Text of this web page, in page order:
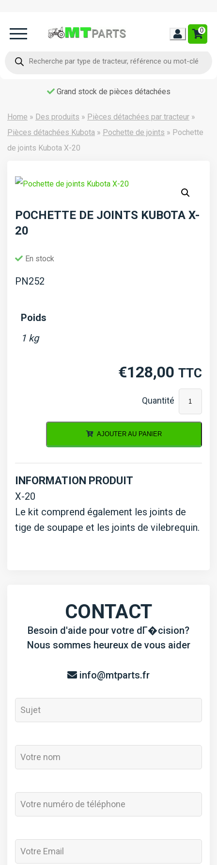
0
produits
Grand stock de pièces détachées
Home » Des produits » Pièces détachées par tracteur »
Pièces détachées Kubota » Pochette de joints » Pochette
de joints Kubota X-20
POCHETTE DE JOINTS KUBOTA X-
20
En stock
PN252
Poids
1 kg
€128,00 TTC
de
Pochette
AJOUTER AU PANIER
INFORMATION PRODUIT
X-20
Le kit comprend également les joints de
tige de soupape et les joints de vilebrequin.
CONTACT
Besoin d'aide pour votre dГ�cision?
Nous sommes heureux de vous aider
info@mtparts.fr